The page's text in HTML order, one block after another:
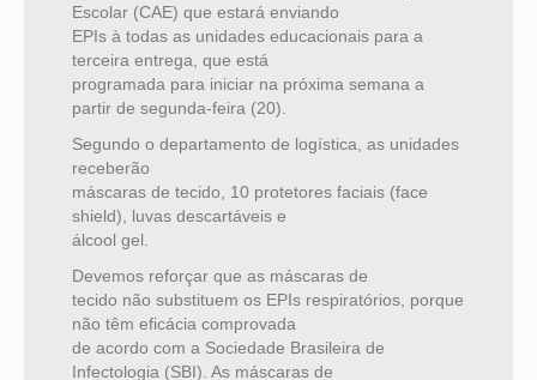
Escolar (CAE) que estará enviando
EPIs à todas as unidades educacionais para a
terceira entrega, que está
programada para iniciar na próxima semana a
partir de segunda-feira (20).
Segundo o departamento de logística, as unidades
receberão
máscaras de tecido, 10 protetores faciais (face
shield), luvas descartáveis e
álcool gel.
Devemos reforçar que as máscaras de
tecido não substituem os EPIs respiratórios, porque
não têm eficácia comprovada
de acordo com a Sociedade Brasileira de
Infectologia (SBI). As máscaras de